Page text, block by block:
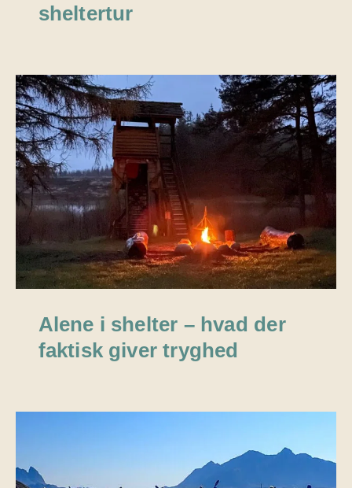
sheltertur
Alene i shelter – hvad der
faktisk giver tryghed